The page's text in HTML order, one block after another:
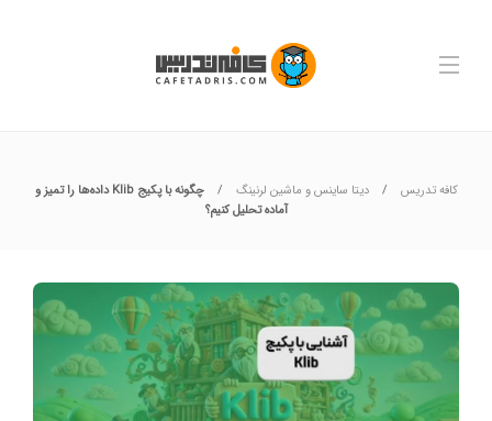
کافه تدریس دیتا ساینس و ماشین لرنینگ
چگونه با پکیج Klib داده‌ها را تمیز و
آماده تحلیل کنیم؟